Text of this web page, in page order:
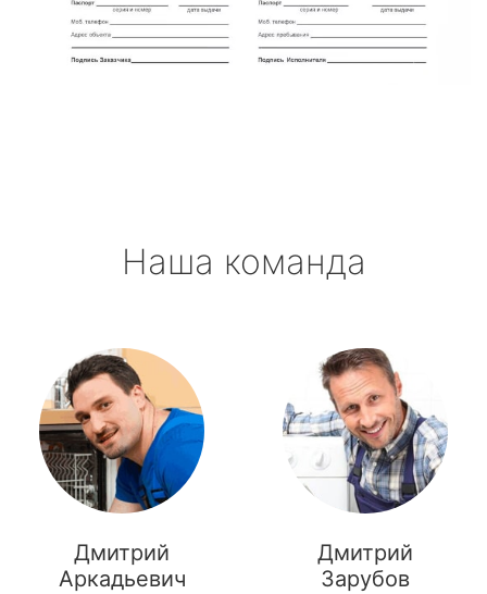
Наша команда
Дмитрий
Аркадьевич
Дмитрий
Зарубов